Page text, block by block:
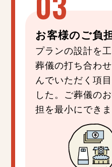
お客様のご負
プランの設計を
葬儀の打ち合わ
んでいただく項
した。ご葬儀の
担を最小にできま